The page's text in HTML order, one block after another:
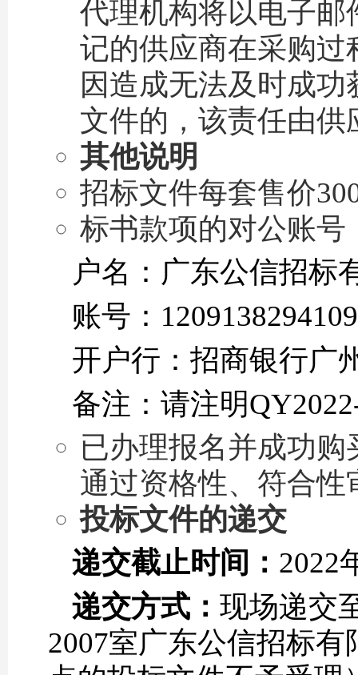
代理机构将以电子
记的供应商在采购
因造成无法及时成
文件的，该责任由供
其他说明
招标文件每套售价
标书款项的对公账号
户名：广东公信招标
账号：
开户行：招商银行广
备注：请注明
已办理报名并成功
通过资格性、符合性
投标文件的递交
递交截止时间： 2022
递交方式： 现场递交
2007室广东公信招标